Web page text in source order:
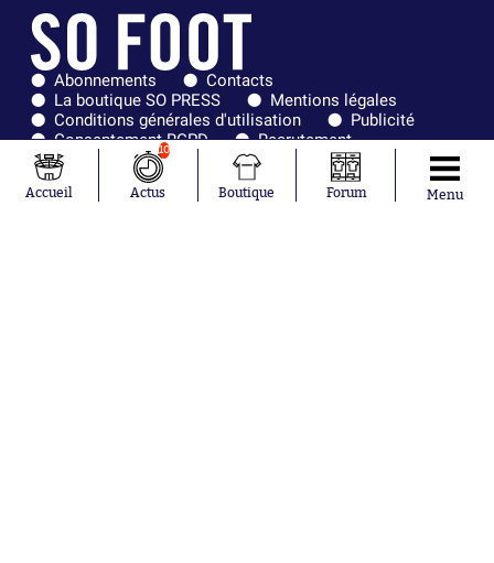
Abonnements
Contacts
La boutique SO PRESS
Mentions légales
Conditions générales d'utilisation
Publicité
Consentement RGPD
Recrutement
Joueurs en
tendance
Équipes en
tendance
Accueil
10
Actus Boutique Forum Menu